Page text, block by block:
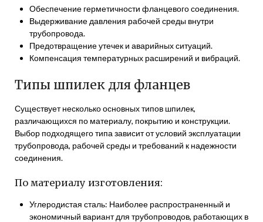
Обеспечение герметичности фланцевого соединения.
Выдерживание давления рабочей среды внутри
трубопровода.
Предотвращение утечек и аварийных ситуаций.
Компенсация температурных расширений и вибраций.
Типы шпилек для фланцев
Существует несколько основных типов шпилек,
различающихся по материалу, покрытию и конструкции.
Выбор подходящего типа зависит от условий эксплуатации
трубопровода, рабочей среды и требований к надежности
соединения.
По материалу изготовления:
Углеродистая сталь: Наиболее распространенный и
экономичный вариант для трубопроводов, работающих в